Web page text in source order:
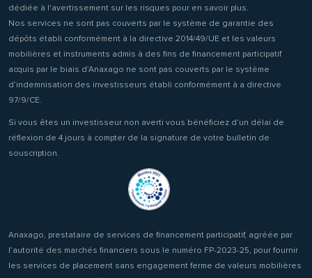
dédiée à l'avertissement sur les risques pour en savoir plus.
Nos services ne sont pas couverts par le système de garantie des
dépôts établi conformément à la directive 2014/49/UE et les valeurs
mobilières et instruments admis à des fins de financement participatif
acquis par le biais d’Anaxago ne sont pas couverts par le système
d’indemnisation des investisseurs établi conformément à a directive
97/9/CE.
Si vous êtes un investisseur non averti vous bénéficiez d’un délai de
réflexion de 4 jours à compter de la signature de votre bulletin de
souscription.
Anaxago, prestataire de services de financement participatif, agréée par
l’autorité des marchés financiers sous le numéro FP-2023-25, pour fournir
les services de placement sans engagement ferme de valeurs mobilières